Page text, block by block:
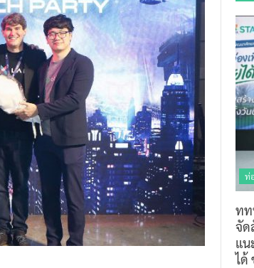
ท่
ทท
จัด
แน
ได้